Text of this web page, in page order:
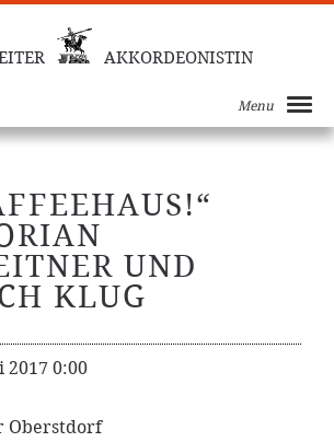
AKKORDEONISTIN
Menu
UND
KLUG
2017 0:00
Oberstdorf